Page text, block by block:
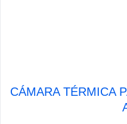
CÁMARA TÉRMICA